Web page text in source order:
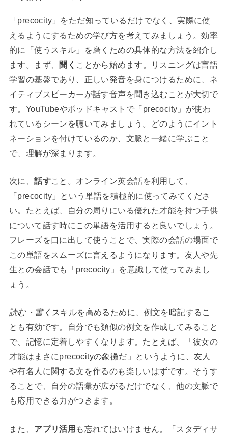
「precocity」をただ知っているだけでなく、実際に使
えるようにするための学び方を考えてみましょう。効率
的に「使うスキル」を磨くための具体的な方法を紹介し
ます。まず、 聞く ことから始めます。リスニングは言語
学習の基盤であり、正しい発音を身につけるために、ネ
イティブスピーカーが話す音声を聞き込むことが大切で
す。YouTubeやポッドキャストで「precocity」が使わ
れているシーンを聴いてみましょう。どのようにイント
ネーションを付けているのか、文脈と一緒に学ぶこと
で、理解が深まります。
次に、話すこと。オンライン英会話を利用して、
「precocity」という単語を積極的に使ってみてくださ
い。たとえば、自分の周りにいる優れた才能を持つ子供
について話す時にこの単語を活用すると良いでしょう。
フレーズを口に出して使うことで、実際の会話の場面で
この単語をスムーズに言えるようになります。友人や先
生との会話でも「precocity」を意識して使ってみまし
ょう。
読む・書く スキルを高めるために、例文を暗記するこ
とも有効です。自分でも類似の例文を作成してみること
で、記憶に定着しやすくなります。たとえば、「彼女の
才能はまさにprecocityの象徴だ」というように、友人
や有名人に関する文を作るのも楽しいはずです。そうす
ることで、自分の語彙が広がるだけでなく、他の文脈で
も応用できる力がつきます。
また、 アプリ活用 も忘れてはいけません。「スタディサ